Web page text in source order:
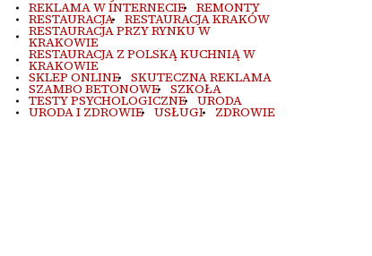
REKLAMA W INTERNECIE REMONTY
RESTAURACJA RESTAURACJA KRAKÓW
RESTAURACJA PRZY RYNKU W
KRAKOWIE
RESTAURACJA Z POLSKĄ KUCHNIĄ W
KRAKOWIE
SKLEP ONLINE SKUTECZNA REKLAMA
SZAMBO BETONOWE SZKOŁA
TESTY PSYCHOLOGICZNE URODA
URODA I ZDROWIE USŁUGI ZDROWIE